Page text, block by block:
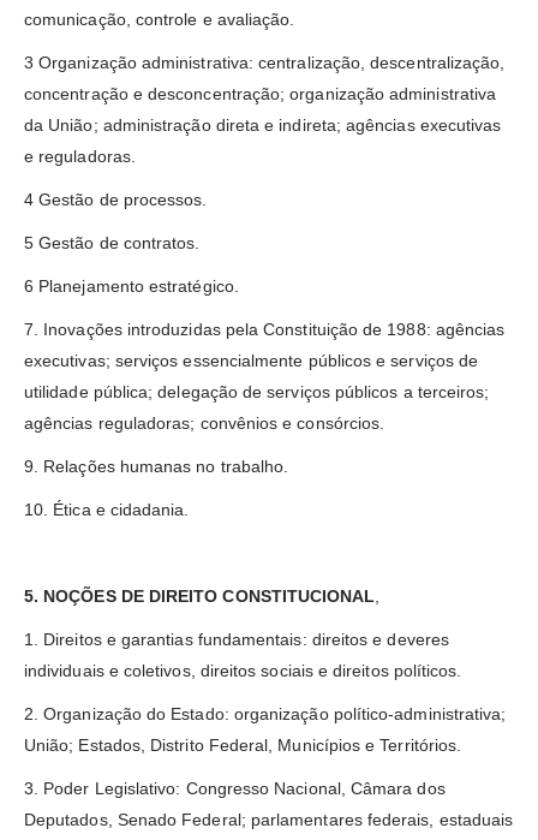
comunicação, controle e avaliação.
3 Organização administrativa: centralização, descentralização,
concentração e desconcentração; organização administrativa
da União; administração direta e indireta; agências executivas
e reguladoras.
4 Gestão de processos.
5 Gestão de contratos.
6 Planejamento estratégico.
7. Inovações introduzidas pela Constituição de 1988: agências
executivas; serviços essencialmente públicos e serviços de
utilidade pública; delegação de serviços públicos a terceiros;
agências reguladoras; convênios e consórcios.
9. Relações humanas no trabalho.
10. Ética e cidadania.
5. NOÇÕES DE DIREITO CONSTITUCIONAL
1. Direitos e garantias fundamentais: direitos e deveres
individuais e coletivos, direitos sociais e direitos políticos.
2. Organização do Estado: organização político-administrativa;
União; Estados, Distrito Federal, Municípios e Territórios.
3. Poder Legislativo: Congresso Nacional, Câmara dos
Deputados, Senado Federal; parlamentares federais, estaduais